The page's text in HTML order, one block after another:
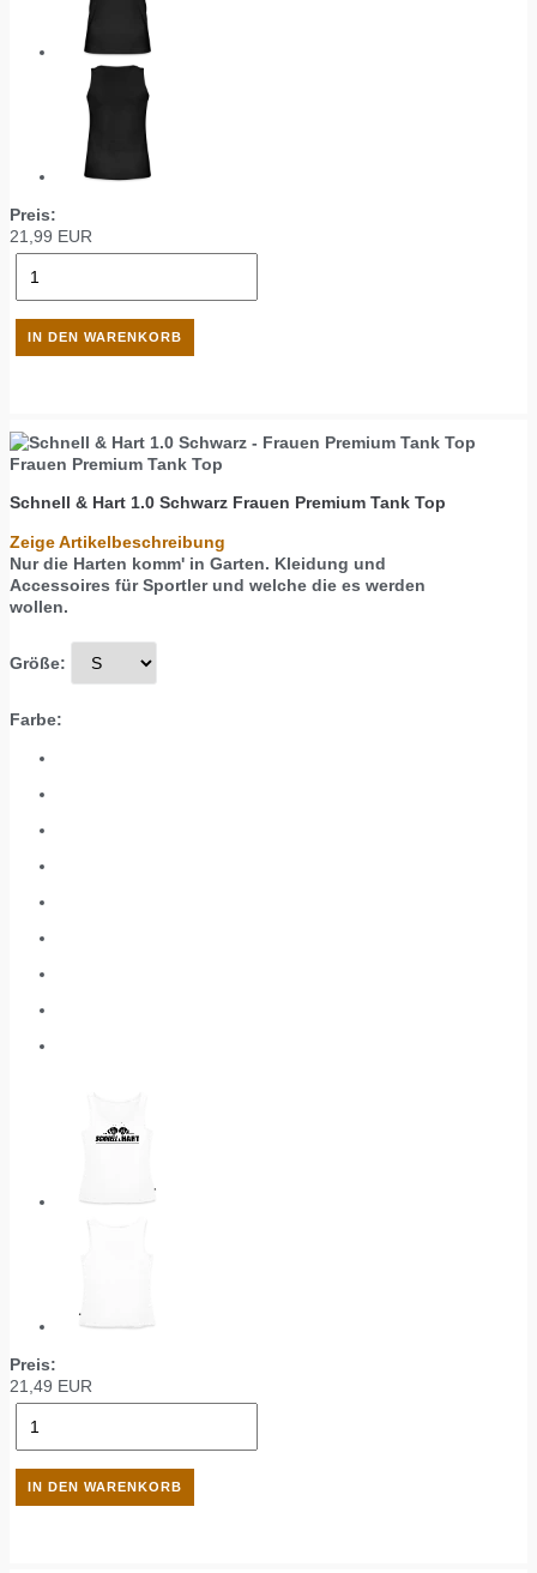
Preis:
21,99 EUR
Frauen Premium Tank Top
Schnell & Hart 1.0 Schwarz Frauen Premium Tank Top
Zeige Artikelbeschreibung
Nur die Harten komm' in Garten. Kleidung und
Accessoires für Sportler und welche die es werden
wollen.
Größe:
Farbe:
Preis:
21,49 EUR